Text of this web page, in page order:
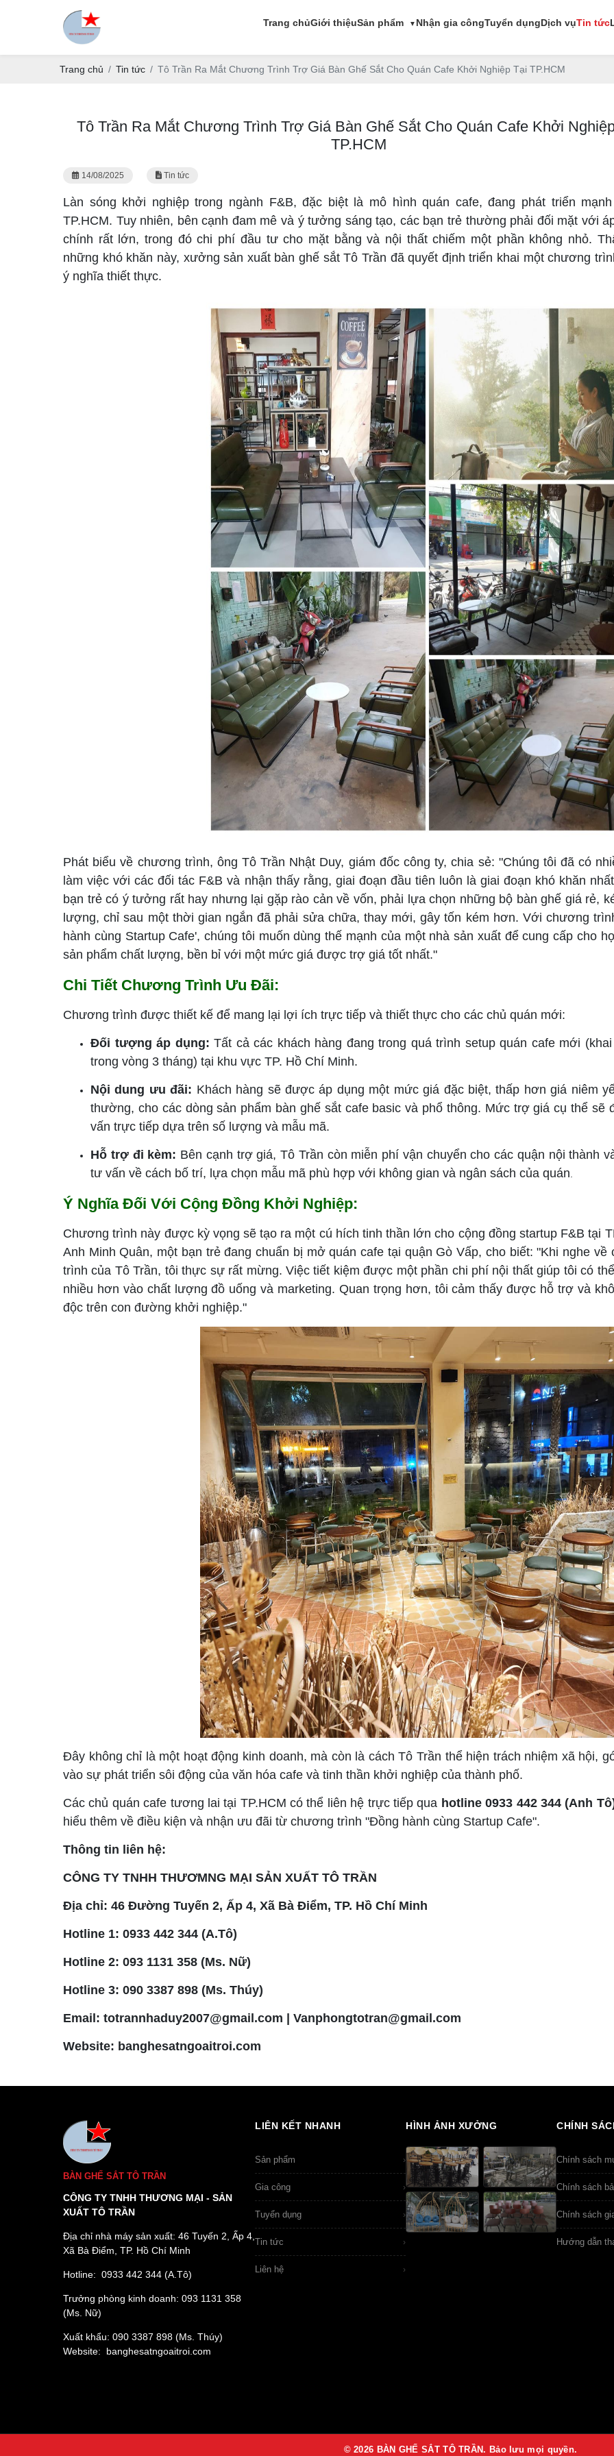
Trang chủGiới thiệuSản phẩm ▼ Nhận gia côngTuyển dụngDịch vụTin tức
Trang chủ Tin tức Tô Trần Ra Mắt Chương Trình Trợ Giá Bàn Ghế Sắt Cho Quán Cafe Khởi Nghiệp Tại TP.HCM
Tô Trần Ra Mắt Chương Trình Trợ Giá Bàn Ghế Sắt Cho Quán Cafe Khởi
TP.HCM
14/08/2025 Tin tức
Làn sóng khởi nghiệp trong ngành F&B, đặc biệt là mô hình quán cafe, đang phát triển
TP.HCM. Tuy nhiên, bên cạnh đam mê và ý tưởng sáng tạo, các bạn trẻ thường phải đối mặt với
chính rất lớn, trong đó chi phí đầu tư cho mặt bằng và nội thất chiếm một phần không nhỏ.
những khó khăn này, xưởng sản xuất bàn ghế sắt Tô Trần đã quyết định triển khai một chương
ý nghĩa thiết thực.
Phát biểu về chương trình, ông Tô Trần Nhật Duy, giám đốc công ty, chia sẻ: "Chúng tôi đã có
làm việc với các đối tác F&B và nhận thấy rằng, giai đoạn đầu tiên luôn là giai đoạn khó khăn
bạn trẻ có ý tưởng rất hay nhưng lại gặp rào cản về vốn, phải lựa chọn những bộ bàn ghế giá rẻ,
lượng, chỉ sau một thời gian ngắn đã phải sửa chữa, thay mới, gây tốn kém hơn. Với chương
hành cùng Startup Cafe', chúng tôi muốn dùng thế mạnh của một nhà sản xuất để cung cấp cho
sản phẩm chất lượng, bền bỉ với một mức giá được trợ giá tốt nhất."
Chi Tiết Chương Trình Ưu Đãi:
Chương trình được thiết kế để mang lại lợi ích trực tiếp và thiết thực cho các chủ quán mới:
Đối tượng áp dụng:Tất cả các khách hàng đang trong quá trình setup quán cafe mới
trong vòng 3 tháng) tại khu vực TP. Hồ Chí Minh.
Nội dung ưu đãi: Khách hàng sẽ được áp dụng một mức giá đặc biệt, thấp hơn giá niêm
thường, cho các dòng sản phẩm bàn ghế sắt cafe basic và phổ thông. Mức trợ giá cụ thể sẽ
vấn trực tiếp dựa trên số lượng và mẫu mã.
Hỗ trợ đi kèm: Bên cạnh trợ giá, Tô Trần còn miễn phí vận chuyển cho các quận nội thành
tư vấn về cách bố trí, lựa chọn mẫu mã phù hợp với không gian và ngân sách của quán
Ý Nghĩa Đối Với Cộng Đồng Khởi Nghiệp:
Chương trình này được kỳ vọng sẽ tạo ra một cú hích tinh thần lớn cho cộng đồng startup F&B tại
Anh Minh Quân, một bạn trẻ đang chuẩn bị mở quán cafe tại quận Gò Vấp, cho biết: "Khi nghe về
trình của Tô Trần, tôi thực sự rất mừng. Việc tiết kiệm được một phần chi phí nội thất giúp tôi có
nhiều hơn vào chất lượng đồ uống và marketing. Quan trọng hơn, tôi cảm thấy được hỗ trợ và
độc trên con đường khởi nghiệp."
Đây không chỉ là một hoạt động kinh doanh, mà còn là cách Tô Trần thể hiện trách nhiệm xã hội,
vào sự phát triển sôi động của văn hóa cafe và tinh thần khởi nghiệp của thành phố.
Các chủ quán cafe tương lai tại TP.HCM có thể liên hệ trực tiếp qua hotline 0933 442 344 (Anh
hiểu thêm về điều kiện và nhận ưu đãi từ chương trình "Đồng hành cùng Startup Cafe".
Thông tin liên hệ:
CÔNG TY TNHH THƯƠMNG MẠI SẢN XUẤT TÔ TRẦN
Địa chỉ: 46 Đường Tuyến 2, Ấp 4, Xã Bà Điểm, TP. Hồ Chí Minh
Hotline 1: 0933 442 344 (A.Tô)
Hotline 2: 093 1131 358 (Ms. Nữ)
Hotline 3: 090 3387 898 (Ms. Thúy)
Email: totrannhaduy2007@gmail.com | Vanphongtotran@gmail.com
Website: banghesatngoaitroi.com
BÀN GHẾ SẮT TÔ TRẦN
CÔNG TY TNHH THƯƠNG MẠI - SẢN
XUẤT TÔ TRẦN
Địa chỉ nhà máy sản xuất: 46 Tuyến 2, Ấp 4,
Xã Bà Điểm, TP. Hồ Chí Minh
Hotline: 0933 442 344 (A.Tô)
Trưởng phòng kinh doanh: 093 1131 358
(Ms. Nữ)
Xuất khẩu: 090 3387 898 (Ms. Thúy)
Website: banghesatngoaitroi.com
LIÊN KẾT NHANH
Sản phẩm ›
Gia công ›
Tuyển dụng ›
Tin tức ›
Liên hệ ›
HÌNH ẢNH XƯỞNG CHÍNH
Chính sách
Chính sách
Chính sách
Hướng dẫn
© 2026 BÀN GHẾ SẮT TÔ TRẦN. Bảo lưu mọi quyền.